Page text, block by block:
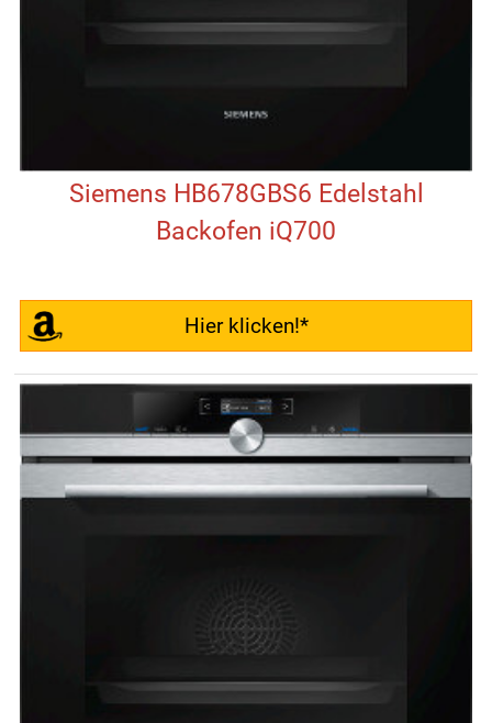
Siemens HB678GBS6 Edelstahl
Backofen iQ700
Hier klicken!*